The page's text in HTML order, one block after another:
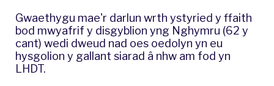
Gwaethygu mae'r darlun wrth ystyried y ffaith
bod mwyafrif y disgyblion yng Nghymru (62 y
cant) wedi dweud nad oes oedolyn yn eu
hysgolion y gallant siarad â nhw am fod yn
LHDT.